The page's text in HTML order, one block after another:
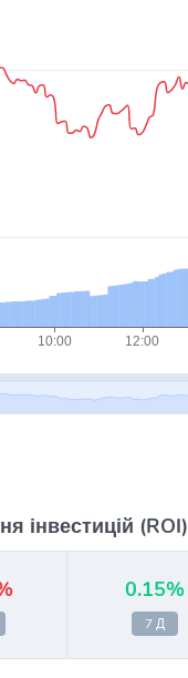
інвестицій (ROI)
0.15%
7 Д